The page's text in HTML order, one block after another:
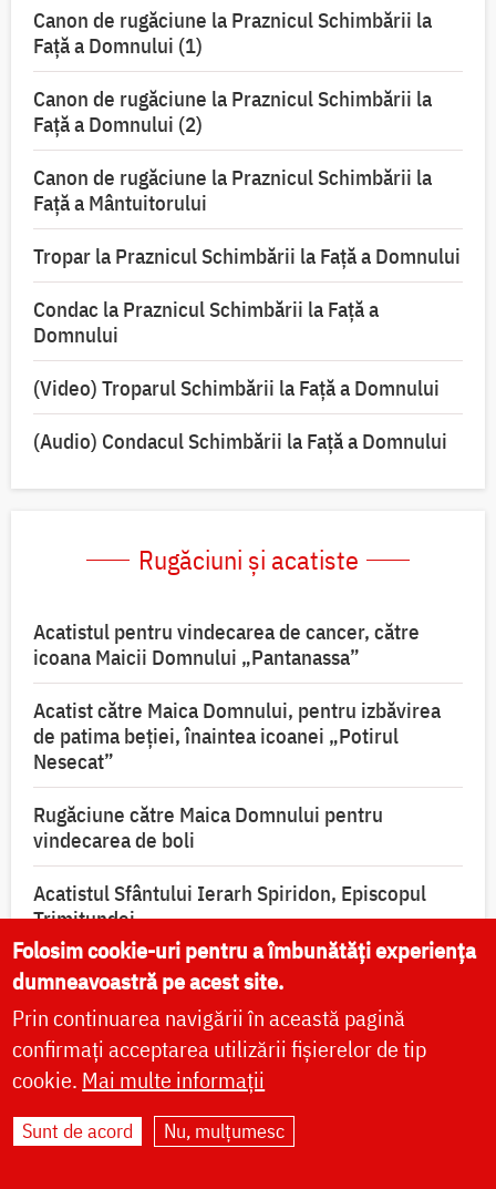
Canon de rugăciune la Praznicul Schimbării la
Faţă a Domnului (1)
Canon de rugăciune la Praznicul Schimbării la
Faţă a Domnului (2)
Canon de rugăciune la Praznicul Schimbării la
Față a Mântuitorului
Tropar la Praznicul Schimbării la Faţă a Domnului
Condac la Praznicul Schimbării la Faţă a
Domnului
(Video) Troparul Schimbării la Față a Domnului
(Audio) Condacul Schimbării la Față a Domnului
Rugăciuni și acatiste
Acatistul pentru vindecarea de cancer, către
icoana Maicii Domnului „Pantanassa”
Acatist către Maica Domnului, pentru izbăvirea
de patima beției, înaintea icoanei „Potirul
Nesecat”
Rugăciune către Maica Domnului pentru
vindecarea de boli
Acatistul Sfântului Ierarh Spiridon, Episcopul
Trimitundei
Acatistul Sfântului Mucenic Efrem cel Nou
Acatistul Sfântului Ierarh Nectarie de la Eghina
Acatistul Sfântului Ioan Rusul
Acatistul Sfântului Luca Doctorul, Arhiepiscopul
Folosim cookie-uri pentru a îmbunătăți experiența
dumneavoastră pe acest site.
Prin continuarea navigării în această pagină
confirmați acceptarea utilizării fișierelor de tip
cookie. Mai multe informații
Sunt de acord Nu, mulțumesc